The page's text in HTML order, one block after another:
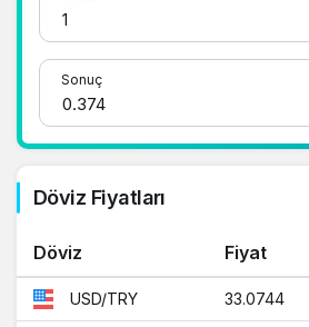
için doğru adrestesiniz..
1 Dolar Kaç TL ?
1 Euro Kaç TL ?
1 Euro Kaç TL ?
1 CHF Kaç TL ?
1 CNY Kaç TL ?
Sonuç
Döviz Fiyatları
Döviz Fiyat
USD/TRY 33.0744